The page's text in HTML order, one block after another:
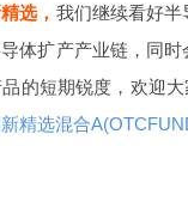
选， 我们继续看好
体扩产产业链，同
的短期锐度，欢迎
精选混合